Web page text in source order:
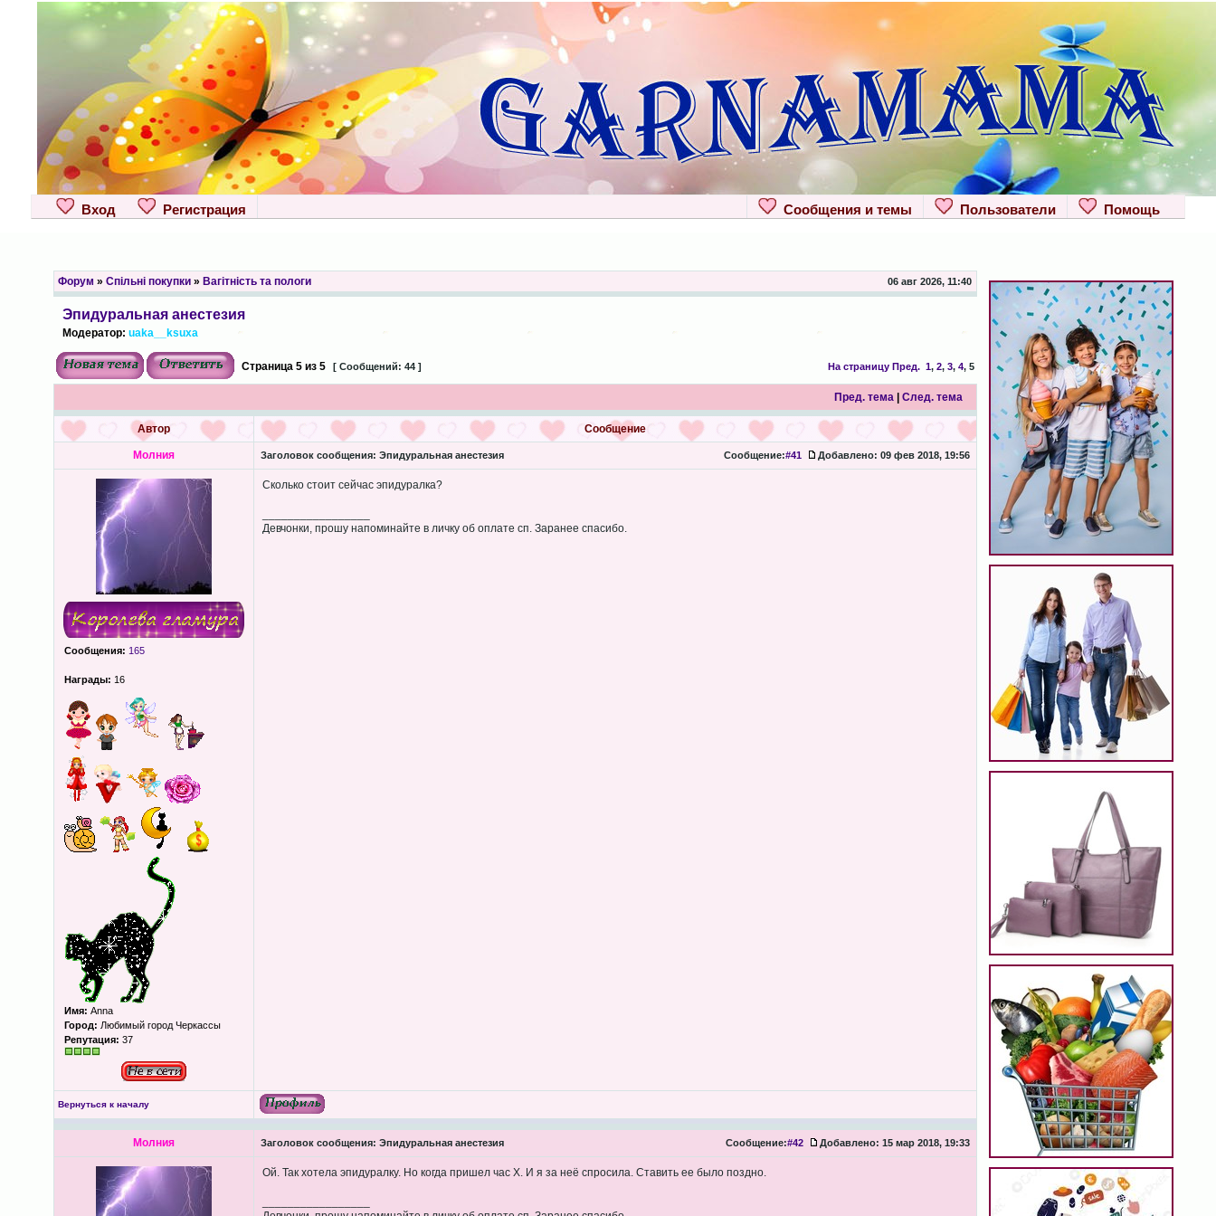
Вход Регистрация Помощь
Пользователи
Сообщения и темы
Форум » Спільні покупки» Вагітність та пологи 06 авг 2026, 11:40
Эпидуральная анестезия
Модератор: uaka__ksuxa
Страница 5из 5 [ Сообщений: 44 ] На страницу Пред. 1, 2, 3, 4, 5
Пред. тема| След. тема
Автор Сообщение
Молния Заголовок сообщения: Эпидуральная анестезия Сообщение:#41 Добавлено: 09 фев 2018, 19:56
Сообщения: 165
Награды: 16
Имя: Anna
Город: Любимый город Черкассы
Репутация: 37
Сколько стоит сейчас эпидуралка?
Девчонки, прошу напоминайте в личку об оплате сп. Заранее спасибо.
Вернуться к началу
Молния Заголовок сообщения: Эпидуральная анестезия Сообщение:#42 Добавлено: 15 мар 2018, 19:33
Ой. Так хотела эпидуралку. Но когда пришел час Х. И я за неё спросила. Ставить ее было поздно.